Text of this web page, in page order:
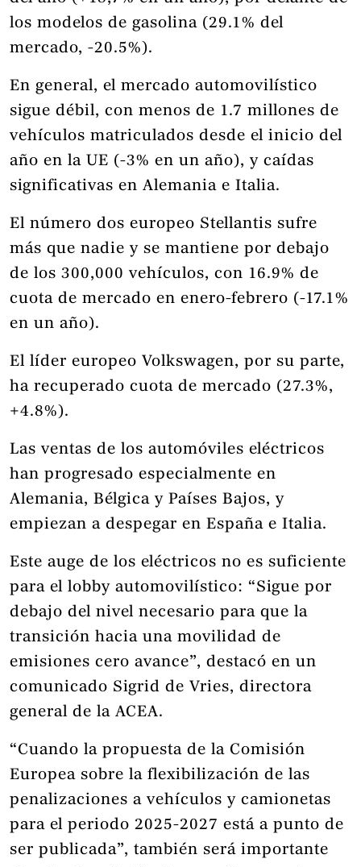
los modelos de gasolina (29.1% del
mercado, -20.5%).
En general, el mercado automovilístico
sigue débil, con menos de 1.7 millones de
vehículos matriculados desde el inicio del
año en la UE (-3% en un año), y caídas
significativas en Alemania e Italia.
El número dos europeo Stellantis sufre
más que nadie y se mantiene por debajo
de los 300,000 vehículos, con 16.9% de
cuota de mercado en enero-febrero (-17.1%
en un año).
El líder europeo Volkswagen, por su parte,
ha recuperado cuota de mercado (27.3%,
+4.8%).
Las ventas de los automóviles eléctricos
han progresado especialmente en
Alemania, Bélgica y Países Bajos, y
empiezan a despegar en España e Italia.
Este auge de los eléctricos no es suficiente
para el lobby automovilístico: “Sigue por
debajo del nivel necesario para que la
transición hacia una movilidad de
emisiones cero avance”, destacó en un
comunicado Sigrid de Vries, directora
general de la ACEA.
“Cuando la propuesta de la Comisión
Europea sobre la flexibilización de las
penalizaciones a vehículos y camionetas
para el periodo 2025-2027 está a punto de
ser publicada”, también será importante